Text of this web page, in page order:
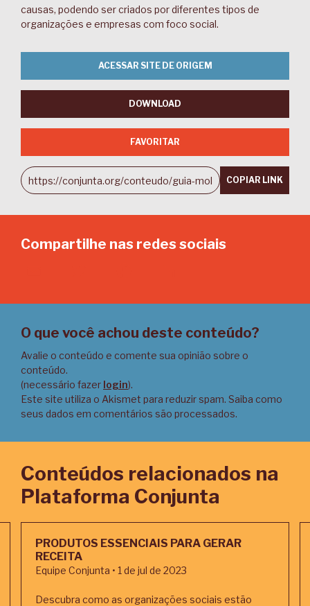
causas, podendo ser criados por diferentes tipos de
organizações e empresas com foco social.
ACESSAR SITE DE ORIGEM
DOWNLOAD
FAVORITAR
COPIAR LINK
Compartilhe nas redes sociais
O que você achou deste conteúdo?
Avalie o conteúdo e comente sua opinião sobre o
conteúdo.
(necessário fazer login).
Este site utiliza o Akismet para reduzir spam. Saiba como
seus dados em comentários são processados.
Conteúdos relacionados na
Plataforma Conjunta
PRODUTOS ESSENCIAIS PARA GERAR
RECEITA
Equipe Conjunta • 1 de jul de 2023
Descubra como as organizações sociais estão